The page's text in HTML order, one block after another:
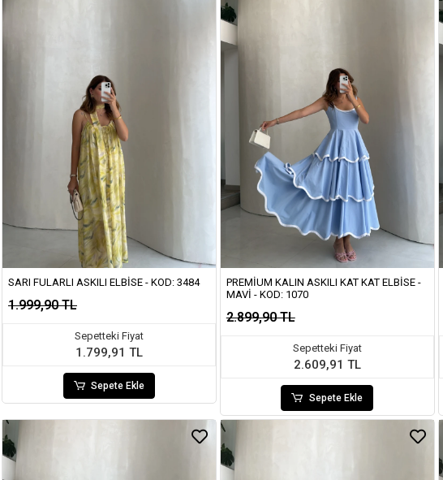
SARI FULARLI ASKILI ELBISE - KOD: 3484
1.999,90 TL
Sepetteki Fiyat
1.799,91 TL
Sepete Ekle
PREMIUM KALIN ASKILI KAT KAT ELBISE -
MAVI - KOD: 1070
2.899,90 TL
Sepetteki Fiyat
2.609,91 TL
Sepete Ekle